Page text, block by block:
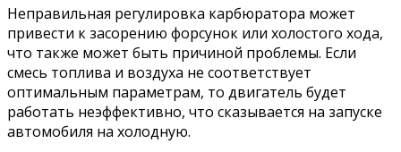
Неправильная регулировка карбюратора может
привести к засорению форсунок или холостого хода,
что также может быть причиной проблемы. Если
смесь топлива и воздуха не соответствует
оптимальным параметрам, то двигатель будет
работать неэффективно, что сказывается на запуске
автомобиля на холодную.